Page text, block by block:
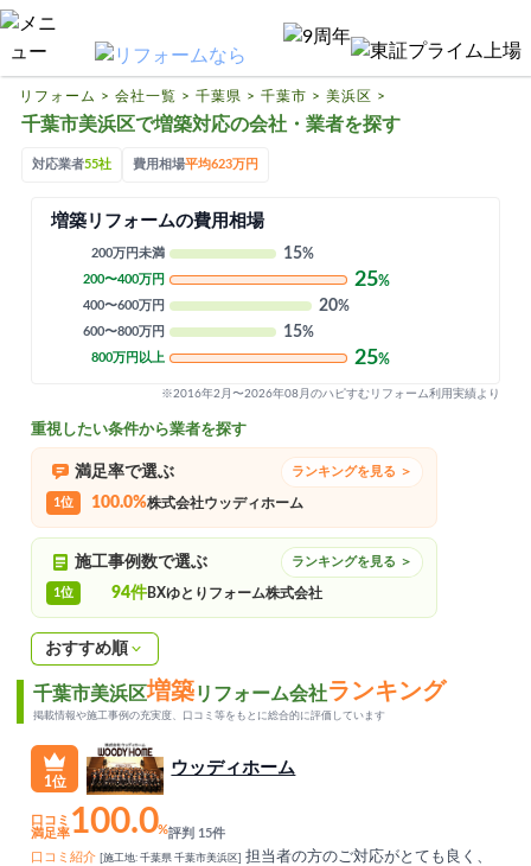
ハピすむリフォームとは
リフォームの基礎知識
リフォーム補助金
リフォーム会社一覧
閉じる
リフォーム > 会社一覧 > 千葉県 > 千葉市 > 美浜区 >
千葉市美浜区で増築対応の会社・業者を探す
対応業者55社 費用相場平均623万円
増築リフォームの費用相場
200万円未満 15%
200〜400万円 25%
400〜600万円 20%
600〜800万円 15%
800万円以上 25%
※2016年2月〜2026年08月のハピすむリフォーム利用実績より
重視したい条件から業者を探す
満足率で選ぶ ランキングを見る ＞
1位 100.0%株式会社ウッディホーム
施工事例数で選ぶ ランキングを見る ＞
1位 94件BXゆとりフォーム株式会社
おすすめ順
千葉市美浜区増築リフォーム会社ランキング
掲載情報や施工事例の充実度、口コミ等をもとに総合的に評価しています
1位
ウッディホーム
口コミ
満足率100.0%評判 15件
口コミ紹介
[施工地: 千葉県 千葉市美浜区]
担当者の方のご対応がとても良く、